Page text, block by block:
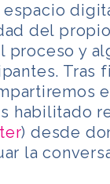
del
proceso y
Tras
habilitado
) desde
la